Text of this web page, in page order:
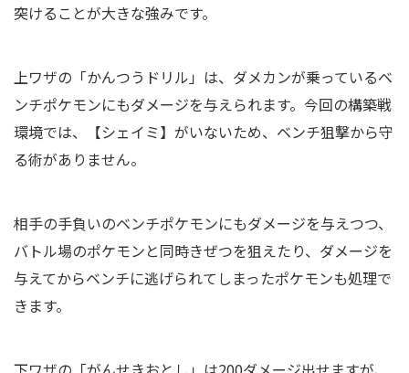
突けることが大きな強みです。
上ワザの「かんつうドリル」は、ダメカンが乗っているベ
ンチポケモンにもダメージを与えられます。今回の構築戦
環境では、【シェイミ】がいないため、ベンチ狙撃から守
る術がありません。
相手の手負いのベンチポケモンにもダメージを与えつつ、
バトル場のポケモンと同時きぜつを狙えたり、ダメージを
与えてからベンチに逃げられてしまったポケモンも処理で
きます。